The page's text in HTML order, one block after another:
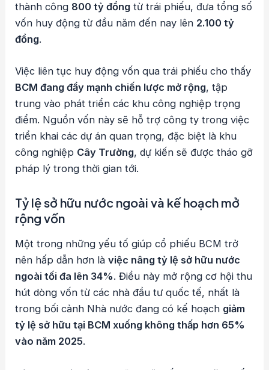
thành công 800 tỷ đồng từ trái phiếu, đưa tổng số
vốn huy động từ đầu năm đến nay lên 2.100 tỷ
đồng.
Việc liên tục huy động vốn qua trái phiếu cho thấy
BCM đang đẩy mạnh chiến lược mở rộng, tập
trung vào phát triển các khu công nghiệp trọng
điểm. Nguồn vốn này sẽ hỗ trợ công ty trong việc
triển khai các dự án quan trọng, đặc biệt là khu
công nghiệp Cây Trường, dự kiến sẽ được tháo gỡ
pháp lý trong thời gian tới.
Tỷ lệ sở hữu nước ngoài và kế hoạch mở
rộng vốn
Một trong những yếu tố giúp cổ phiếu BCM trở
nên hấp dẫn hơn làviệc nâng tỷ lệ sở hữu nước
ngoài tối đa lên 34%. Điều này mở rộng cơ hội thu
hút dòng vốn từ các nhà đầu tư quốc tế, nhất là
trong bối cảnh Nhà nước đang có kế hoạch giảm
tỷ lệ sở hữu tại BCM xuống không thấp hơn 65%
vào năm 2025.